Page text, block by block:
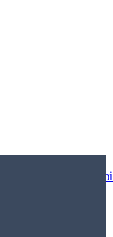
jak projektować